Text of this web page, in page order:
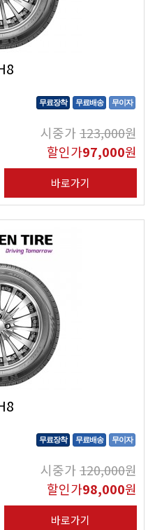
무료장착 무료배송 무이자
시중가123,000원
할인가97,000원
바로가기
무료장착 무료배송 무이자
시중가120,000원
할인가98,000원
바로가기